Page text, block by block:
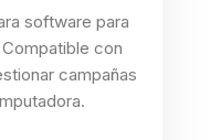
software para
con
campañas